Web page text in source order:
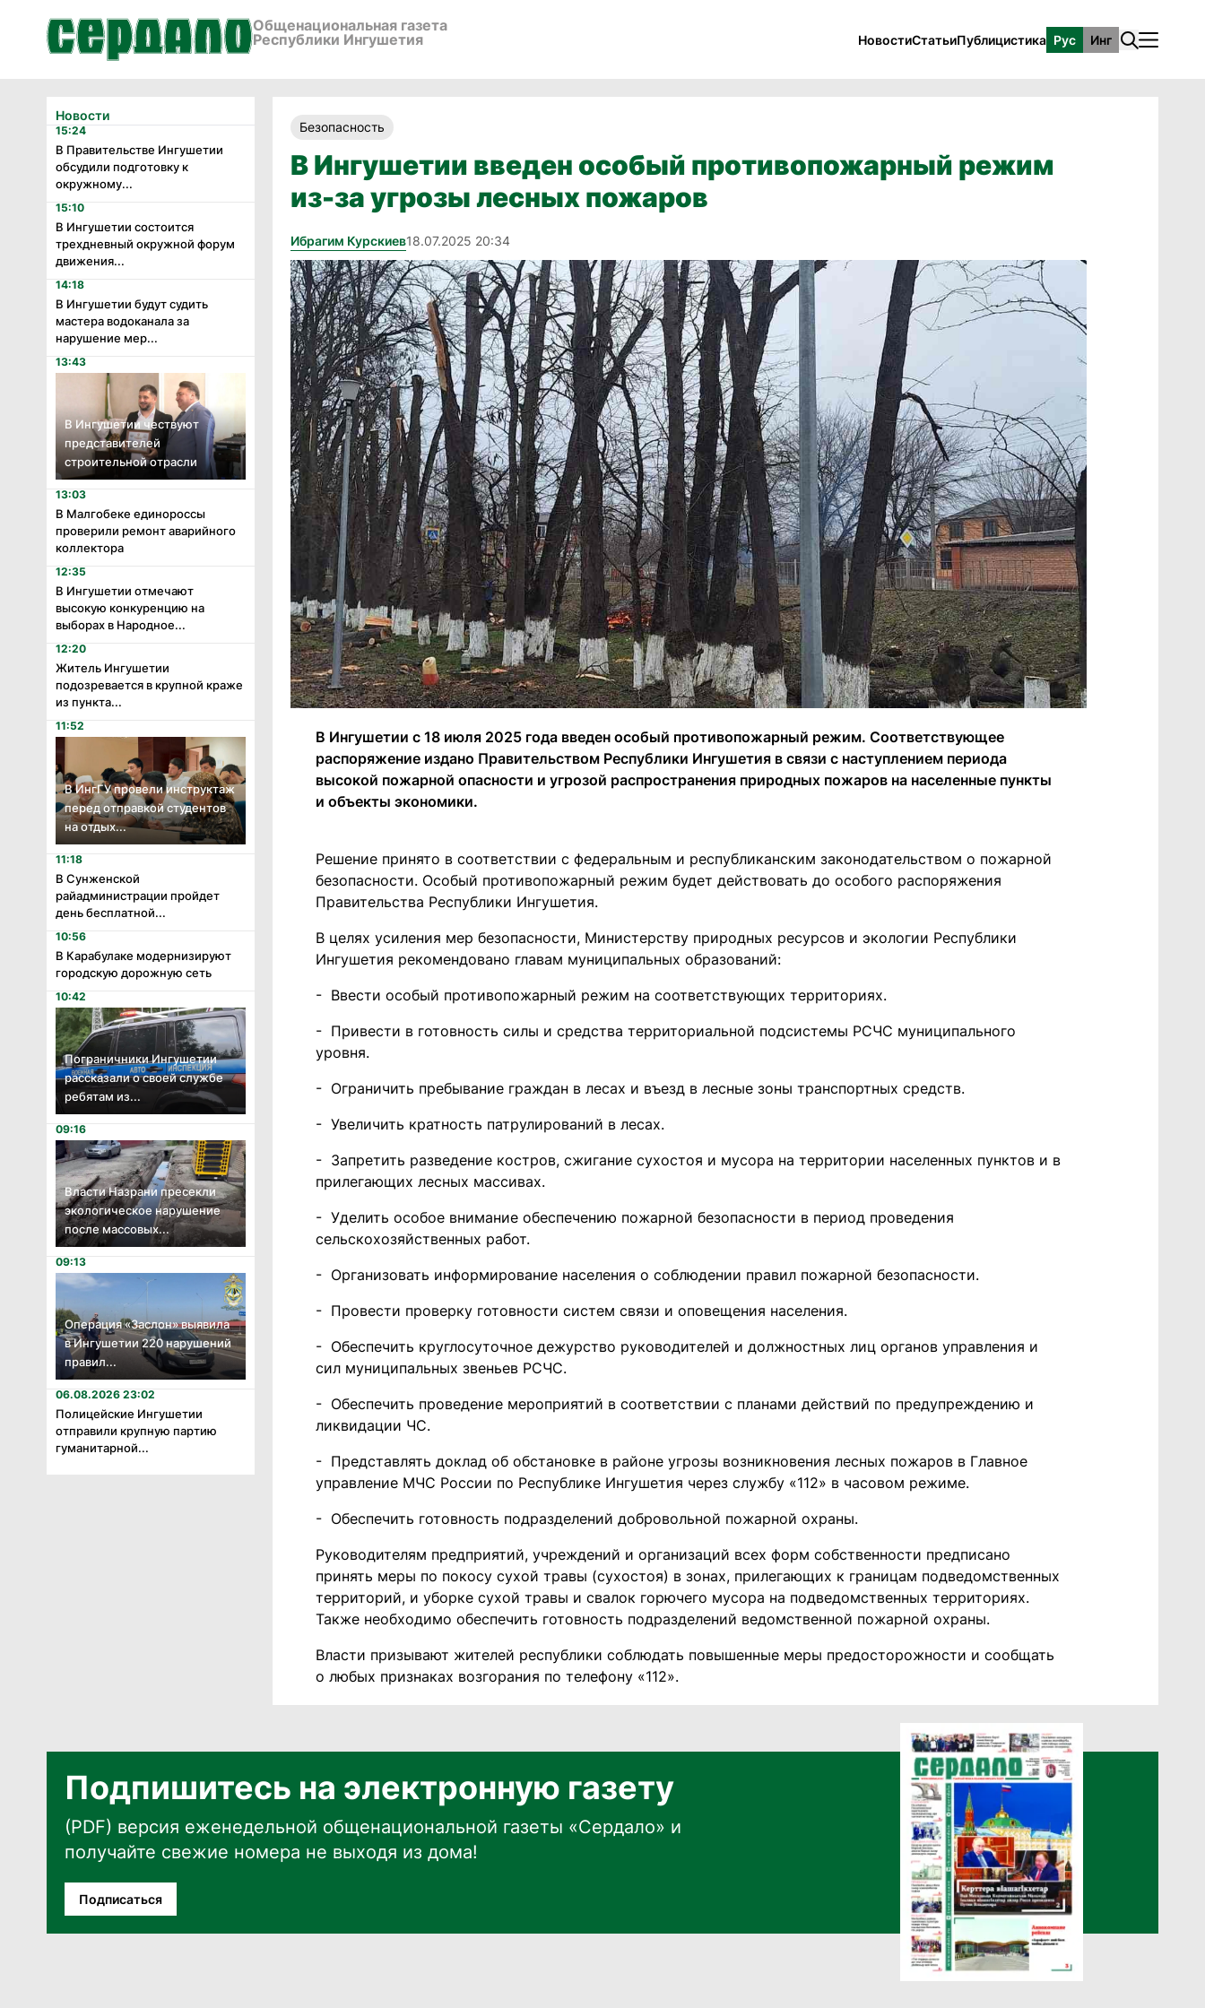
Общенациональная газета
Республики Ингушетия
НовостиСтатьиПублицистика Рус Инг
Новости
15:24
В Правительстве Ингушетии
обсудили подготовку к
окружному...
15:10
В Ингушетии состоится
трехдневный окружной форум
движения...
14:18
В Ингушетии будут судить
мастера водоканала за
нарушение мер...
13:43
В Ингушетии чествуют
представителей
строительной отрасли
13:03
В Малгобеке единороссы
проверили ремонт аварийного
коллектора
12:35
В Ингушетии отмечают
высокую конкуренцию на
выборах в Народное...
12:20
Житель Ингушетии
подозревается в крупной краже
из пункта...
11:52
В ИнгГУ провели инструктаж
перед отправкой студентов
на отдых...
11:18
В Сунженской
райадминистрации пройдет
день бесплатной...
10:56
В Карабулаке модернизируют
городскую дорожную сеть
10:42
Пограничники Ингушетии
рассказали о своей службе
ребятам из...
09:16
Власти Назрани пресекли
экологическое нарушение
после массовых...
09:13
Операция «Заслон» выявила
в Ингушетии 220 нарушений
правил...
06.08.2026 23:02
Полицейские Ингушетии
отправили крупную партию
гуманитарной...
Безопасность
В Ингушетии введен особый противопожарный режим
из-за угрозы лесных пожаров
Ибрагим Курскиев18.07.2025 20:34
В Ингушетии с 18 июля 2025 года введен особый противопожарный режим. Соответствующее
распоряжение издано Правительством Республики Ингушетия в связи с наступлением периода
высокой пожарной опасности и угрозой распространения природных пожаров на населенные пункты
и объекты экономики.
Решение принято в соответствии с федеральным и республиканским законодательством о пожарной
безопасности. Особый противопожарный режим будет действовать до особого распоряжения
Правительства Республики Ингушетия.
В целях усиления мер безопасности, Министерству природных ресурсов и экологии Республики
Ингушетия рекомендовано главам муниципальных образований:
- Ввести особый противопожарный режим на соответствующих территориях.
- Привести в готовность силы и средства территориальной подсистемы РСЧС муниципального
уровня.
- Ограничить пребывание граждан в лесах и въезд в лесные зоны транспортных средств.
- Увеличить кратность патрулирований в лесах.
- Запретить разведение костров, сжигание сухостоя и мусора на территории населенных пунктов и в
прилегающих лесных массивах.
- Уделить особое внимание обеспечению пожарной безопасности в период проведения
сельскохозяйственных работ.
- Организовать информирование населения о соблюдении правил пожарной безопасности.
- Провести проверку готовности систем связи и оповещения населения.
- Обеспечить круглосуточное дежурство руководителей и должностных лиц органов управления и
сил муниципальных звеньев РСЧС.
- Обеспечить проведение мероприятий в соответствии с планами действий по предупреждению и
ликвидации ЧС.
- Представлять доклад об обстановке в районе угрозы возникновения лесных пожаров в Главное
управление МЧС России по Республике Ингушетия через службу «112» в часовом режиме.
- Обеспечить готовность подразделений добровольной пожарной охраны.
Руководителям предприятий, учреждений и организаций всех форм собственности предписано
принять меры по покосу сухой травы (сухостоя) в зонах, прилегающих к границам подведомственных
территорий, и уборке сухой травы и свалок горючего мусора на подведомственных территориях.
Также необходимо обеспечить готовность подразделений ведомственной пожарной охраны.
Власти призывают жителей республики соблюдать повышенные меры предосторожности и сообщать
о любых признаках возгорания по телефону «112».
Подпишитесь на электронную газету
(PDF) версия еженедельной общенациональной газеты «Сердало» и
получайте свежие номера не выходя из дома!
Подписаться